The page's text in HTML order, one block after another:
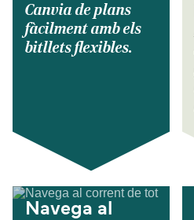
Canvia de plans
fàcilment amb els
bitllets flexibles.
Navega al